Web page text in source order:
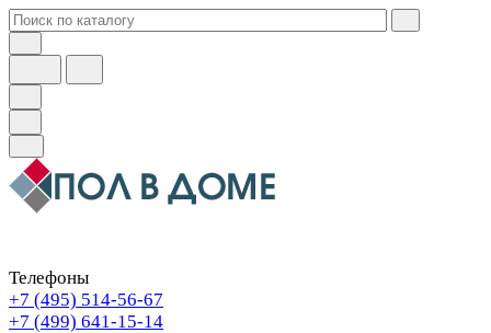
Телефоны
+7 (495) 514-56-67
+7 (499) 641-15-14